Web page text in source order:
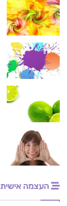
העצמה אישית